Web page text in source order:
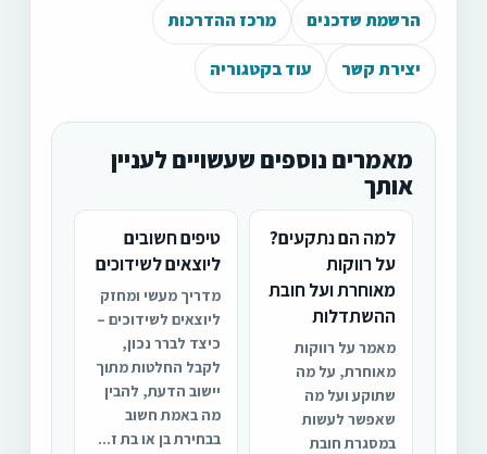
הרשמת שדכנים מרכז ההדרכות
יצירת קשר עוד בקטגוריה
מאמרים נוספים שעשויים לעניין
אותך
למה הם נתקעים?
על רווקות
מאוחרת ועל חובת
ההשתדלות
מאמר על רווקות
מאוחרת, על מה
שתוקע ועל מה
שאפשר לעשות
במסגרת חובת
טיפים חשובים
ליוצאים לשידוכים
מדריך מעשי ומחזק
ליוצאים לשידוכים –
כיצד לברר נכון,
לקבל החלטות מתוך
יישוב הדעת, להבין
מה באמת חשוב
בבחירת בן או בת ז...